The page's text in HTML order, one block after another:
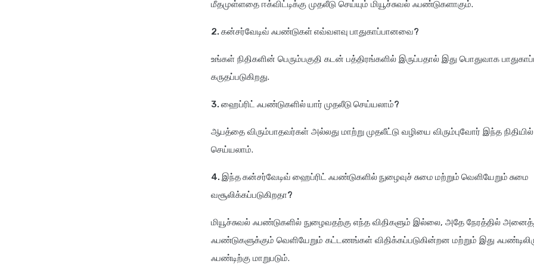
மீதமுள்ளதை ஈக்விட்டிக்கு முதலீடு செய்யும் மியூச்சுவல் ஃபண்டுகளாகும்.
2. கன்சர்வேடிவ் ஃபண்டுகள் எவ்வளவு பாதுகாப்பானவை?
உங்கள் நிதிகளின் பெரும்பகுதி கடன் பத்திரங்களில் இருப்பதால் இது பொதுவாக
கருதப்படுகிறது.
3. ஹைப்ரிட் ஃபண்டுகளில் யார் முதலீடு செய்யலாம்?
ஆபத்தை விரும்பாதவர்கள் அல்லது மாற்று முதலீட்டு வழியை விரும்புவோர் இந்த நிதியில்
செய்யலாம்.
4. இந்த கன்சர்வேடிவ் ஹைப்ரிட் ஃபண்டுகளில் நுழைவுச் சுமை மற்றும் வெளியேறும் சுமை
வசூலிக்கப்படுகிறதா?
மியூச்சுவல் ஃபண்டுகளில் நுழைவதற்கு எந்த விதிகளும் இல்லை, அதே நேரத்தில்
ஃபண்டுகளுக்கும் வெளியேறும் கட்டணங்கள் விதிக்கப்படுகின்றன மற்றும் இது
ஃபண்டிற்கு மாறுபடும்.